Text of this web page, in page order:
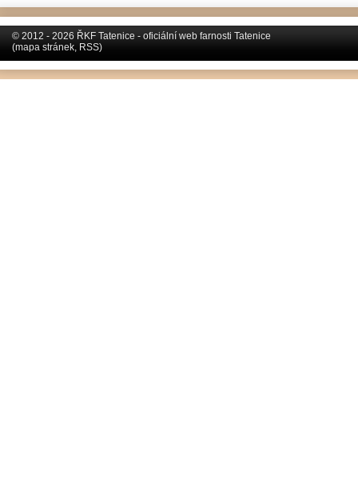
© 2012 - 2026 ŘKF Tatenice - oficiální web farnosti Tatenice
(mapa stránek, RSS)